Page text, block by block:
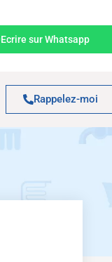
Ecrire sur Whatsapp
Rappelez-moi